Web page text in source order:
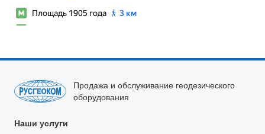
Продажа и обслуживание геодезического
оборудования
Наши услуги